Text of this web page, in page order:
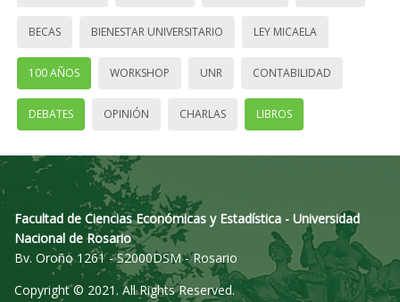
BECAS BIENESTAR UNIVERSITARIO LEY MICAELA
100 AÑOS WORKSHOP UNR CONTABILIDAD
DEBATES OPINIÓN CHARLAS LIBROS
Facultad de Ciencias Económicas y Estadística - Universidad
Nacional de Rosario
Bv. Oroño 1261 - S2000DSM - Rosario
Copyright © 2021. All Rights Reserved.